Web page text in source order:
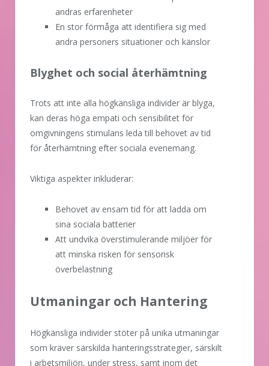
andras erfarenheter
En stor förmåga att identifiera sig med
andra personers situationer och känslor
Blyghet och social återhämtning
Trots att inte alla högkänsliga individer är blyga,
kan deras höga empati och sensibilitet för
omgivningens stimulans leda till behovet av tid
för återhämtning efter sociala evenemang.
Viktiga aspekter inkluderar:
Behovet av ensam tid för att ladda om
sina sociala batterier
Att undvika överstimulerande miljöer för
att minska risken för sensorisk
överbelastning
Utmaningar och Hantering
Högkänsliga individer stöter på unika utmaningar
som kräver särskilda hanteringsstrategier, särskilt
i arbetsmiljön, under stress, samt inom det